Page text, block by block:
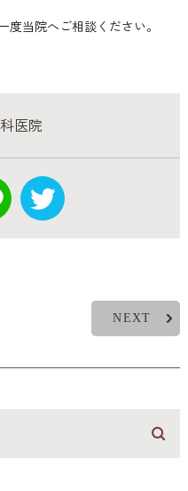
当院へご相談ください。
医院
NEXT